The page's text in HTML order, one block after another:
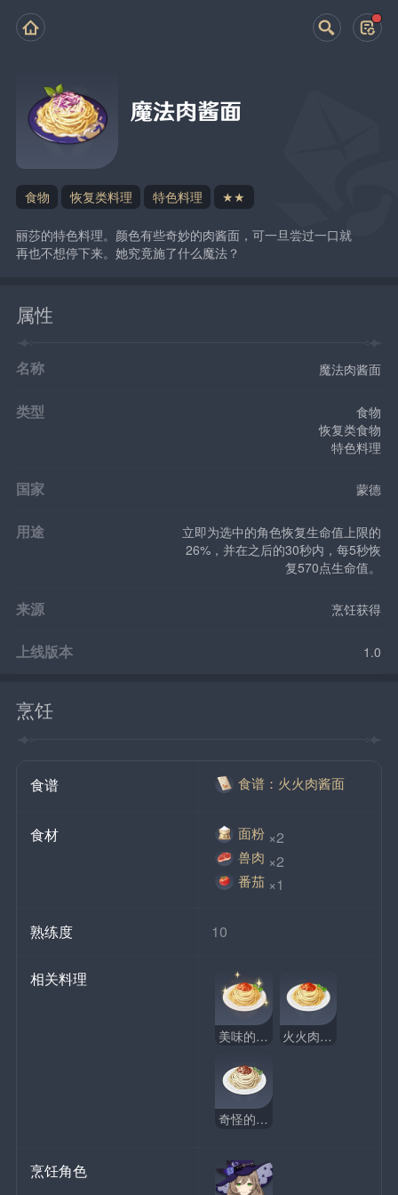
魔法肉酱面
食物 恢复类料理 特色料理 ★★
丽莎的特色料理。颜色有些奇妙的肉酱面，可一旦尝过一口就
再也不想停下来。她究竟施了什么魔法？
属性
名称 魔法肉酱面
类型
食物
恢复类食物
特色料理
国家 蒙德
用途
立即为选中的角色恢复生命值上限的
26%，并在之后的30秒内，每5秒恢
复570点生命值。
来源 烹饪获得
上线版本 1.0
烹饪
食谱 食谱：火火肉酱面
食材 面粉 ×2
兽肉 ×2
番茄 ×1
熟练度 10
相关料理
美味的火火肉酱面 火火肉酱面
奇怪的火火肉酱面
烹饪角色